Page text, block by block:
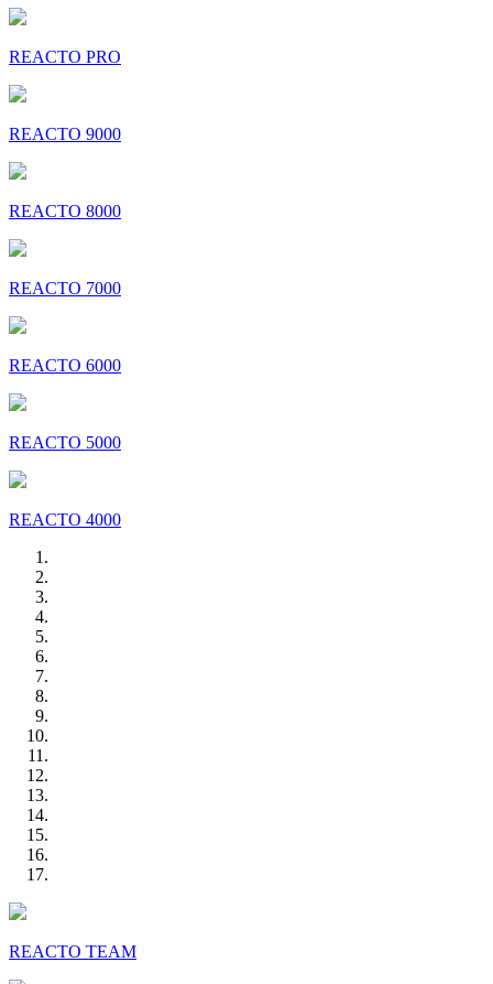
REACTO PRO
REACTO 9000
REACTO 8000
REACTO 7000
REACTO 6000
REACTO 5000
REACTO 4000
REACTO TEAM